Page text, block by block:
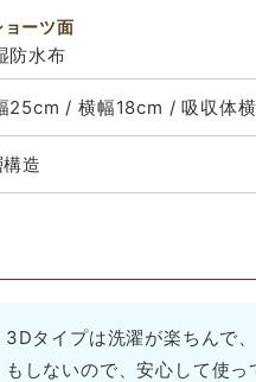
：ミチコさん
ても♪
も、体が寒いと感じたとき
特に！)それでそのまま眠
ョーツ面
防水布
25cm / 横幅18cm / 吸収体
造
3Dタイプは洗濯が楽ちんで
もしないので、安心して使っ